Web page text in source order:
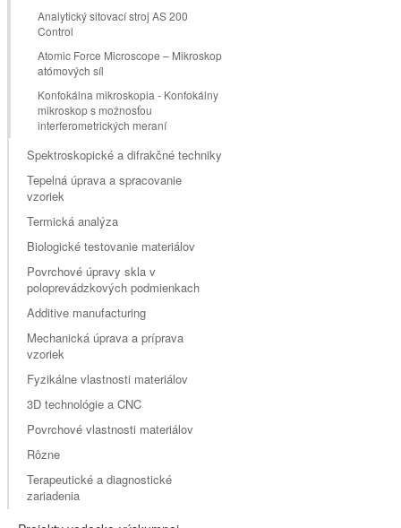
Analytický sitovací stroj AS 200
Control
Atomic Force Microscope – Mikroskop
atómových síl
Konfokálna mikroskopia - Konfokálny
mikroskop s možnosťou
interferometrických meraní
Spektroskopické a difrakčné techniky
Tepelná úprava a spracovanie
vzoriek
Termická analýza
Biologické testovanie materiálov
Povrchové úpravy skla v
poloprevádzkových podmienkach
Additive manufacturing
Mechanická úprava a príprava
vzoriek
Fyzikálne vlastnosti materiálov
3D technológie a CNC
Povrchové vlastnosti materiálov
Rôzne
Terapeutické a diagnostické
zariadenia